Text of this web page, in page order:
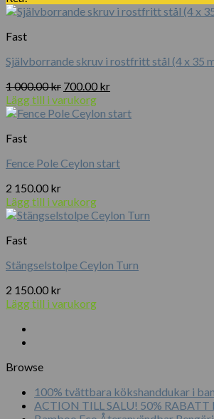
Fast
Självborrande skruv i rostfritt stål (4 x 35
1 000.00kr Det
ursprungliga
priset
700.00 krDet
priset
Lägg till i varukorg
Fast
Fence Pole Ceylon start
2 150.00 kr
Lägg till i varukorg
Fast
Stängselstolpe Ceylon Turn
2 150.00 kr
Lägg till i varukorg
Browse
100% tvättbara kökshanddukar i
ACTION TILL SALU! 50%